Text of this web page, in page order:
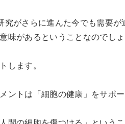
究がさらに進んた今でも需要
味があるということなのでしょ
します。
ントは「細胞の健康」をサポ